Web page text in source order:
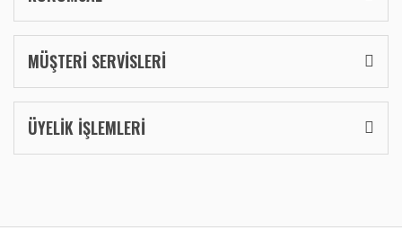
MÜŞTERİ SERVİSLERİ
ÜYELİK İŞLEMLERİ